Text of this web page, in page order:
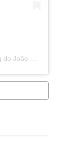
Uma publicação compartilhada por Blog do João Marcolino (@joaomarcolinoneto)